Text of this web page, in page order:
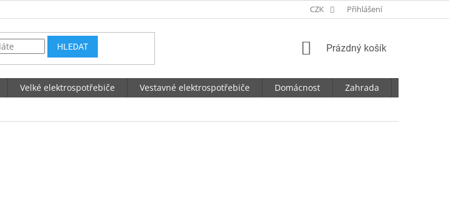
CZK Přihlášení
HLEDAT
NÁKUPNÍ
Prázdný košík
Velké elektrospotřebiče Vestavné elektrospotřebiče Domácnost Zahrada